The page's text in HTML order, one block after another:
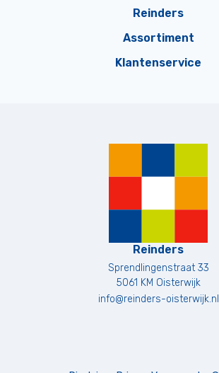
Reinders
Assortiment
Klantenservice
Reinders
Sprendlingenstraat 33
5061 KM Oisterwijk
info@reinders-oisterwijk.nl